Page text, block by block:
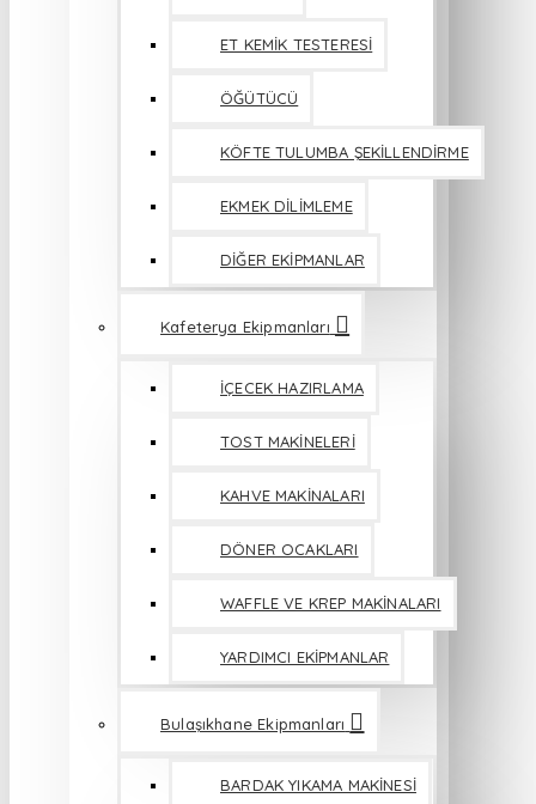
ET KEMİK TESTERESİ
ÖĞÜTÜCÜ
KÖFTE TULUMBA ŞEKİLLENDİRME
EKMEK DİLİMLEME
DİĞER EKİPMANLAR
Kafeterya Ekipmanları
İÇECEK HAZIRLAMA
TOST MAKİNELERİ
KAHVE MAKİNALARI
DÖNER OCAKLARI
WAFFLE VE KREP MAKİNALARI
YARDIMCI EKİPMANLAR
Bulaşıkhane Ekipmanları
BARDAK YIKAMA MAKİNESİ